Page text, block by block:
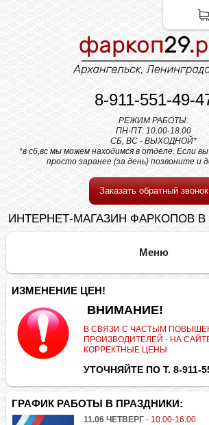
8-911-551-49-
РЕЖИМ РАБОТЫ:
ПН-ПТ: 10.00-18.00
СБ, ВС - ВЫХОДНОЙ*
*в сб,вс мы можем находимся в отделе. Если
просто заранее (за день) позвоните и
Заказать обратный звонок
ИНТЕРНЕТ-МАГАЗИН ФАРКОПОВ В
ИЗМЕНЕНИЕ ЦЕН!
ВНИМАНИЕ!
В СВЯЗИ С ЧАСТЫМ
ПРОИЗВОДИТЕЛЕЙ - НА
КОРРЕКТНЫЕ ЦЕНЫ
УТОЧНЯЙТЕ ПО Т. 8-911-
ГРАФИК РАБОТЫ В ПРАЗДНИКИ:
11.06 ЧЕТВЕРГ - 10.00-16.00